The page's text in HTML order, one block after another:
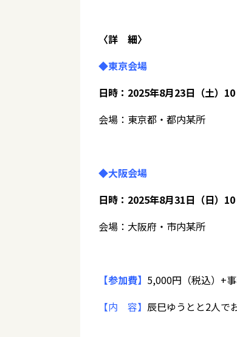
〈詳 細〉
◆東京会場
日時：2025年8月23日（土）
会場：東京都・都内某所
◆大阪会場
日時：2025年8月31日（日）
会場：大阪府・市内某所
【参加費】 5,000円（税込）+
【内 容】 辰巳ゆうとと2人で